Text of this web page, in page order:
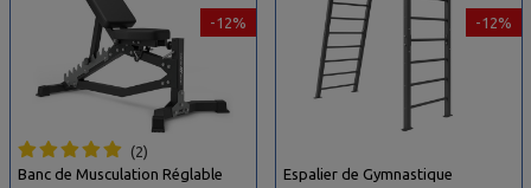
-12%
2
Banc de Musculation Réglable
-12%
Espalier de Gymnastique